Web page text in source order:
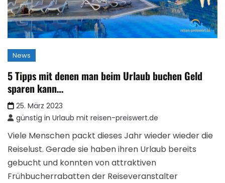
News
5 Tipps mit denen man beim Urlaub buchen Geld
sparen kann…
25. März 2023
günstig in Urlaub mit reisen-preiswert.de
Viele Menschen packt dieses Jahr wieder wieder die
Reiselust. Gerade sie haben ihren Urlaub bereits
gebucht und konnten von attraktiven
Frühbucherrabatten der Reiseveranstalter